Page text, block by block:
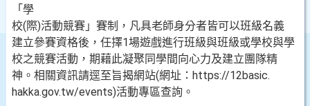
「學
校(際)活動競賽」賽制，凡具老師身分者皆可以班級名義
建立參賽資格後，任擇1場遊戲進行班級與班級或學校與學
校之競賽活動，期藉此凝聚同學間向心力及建立團隊精
神。相關資訊請逕至旨揭網站(網址：https://12basic.
hakka.gov.tw/events)活動專區查詢。